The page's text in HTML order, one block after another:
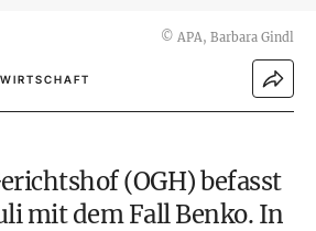
© APA, Barbara Gindl
WIRTSCHAFT
(OGH) befasst
mit dem Fall Benko. In